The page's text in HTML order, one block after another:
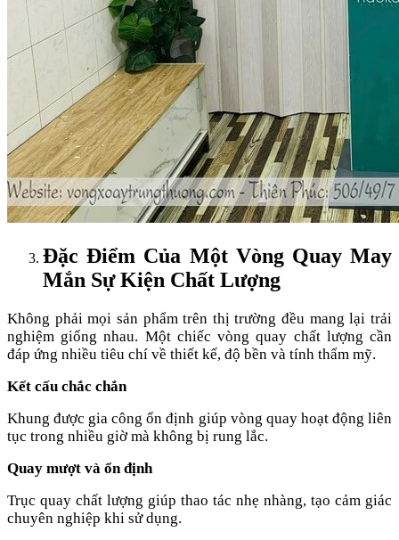
Đặc Điểm Của Một Vòng Quay May
Mắn Sự Kiện Chất Lượng
Không phải mọi sản phẩm trên thị trường đều mang lại trải
nghiệm giống nhau. Một chiếc vòng quay chất lượng cần
đáp ứng nhiều tiêu chí về thiết kế, độ bền và tính thẩm mỹ.
Kết cấu chắc chắn
Khung được gia công ổn định giúp vòng quay hoạt động liên
tục trong nhiều giờ mà không bị rung lắc.
Quay mượt và ổn định
Trục quay chất lượng giúp thao tác nhẹ nhàng, tạo cảm giác
chuyên nghiệp khi sử dụng.